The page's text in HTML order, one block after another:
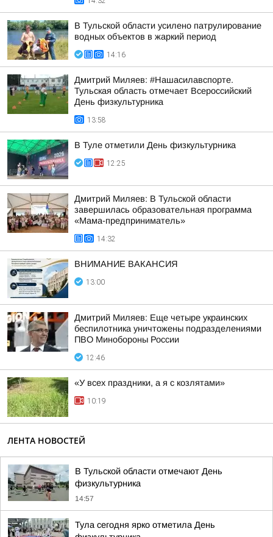
В Тульской области усилено патрулирование
водных объектов в жаркий период
14:16
Дмитрий Миляев: #Нашасилавспорте.
Тульская область отмечает Всероссийский
День физкультурника
13:58
В Туле отметили День физкультурника
12:25
Дмитрий Миляев: В Тульской области
завершилась образовательная программа
«Мама-предприниматель»
14:32
ВНИМАНИЕ ВАКАНСИЯ
13:00
Дмитрий Миляев: Еще четыре украинских
беспилотника уничтожены подразделениями
ПВО Минобороны России
12:46
«У всех праздники, а я с козлятами»
10:19
ЛЕНТА НОВОСТЕЙ
В Тульской области отмечают День
физкультурника
14:57
Тула сегодня ярко отметила День